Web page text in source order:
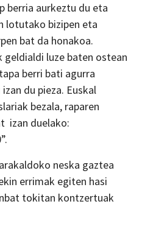
berria aurkeztu du eta
lotutako bizipen eta
bat da honakoa.
geldialdi luze baten ostean
berri bati agurra
du pieza. Euskal
bezala, raparen
izan duelako:
neska gaztea
errimak egiten hasi
tokitan kontzertuak